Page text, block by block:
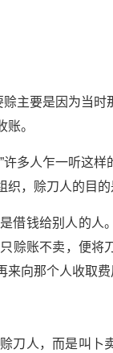
主要是因为当时
。
多人乍一听这
，赊刀人的目的
借钱给别人的人
赊账不卖，便将
向那个人收取费
刀人，而是叫卜